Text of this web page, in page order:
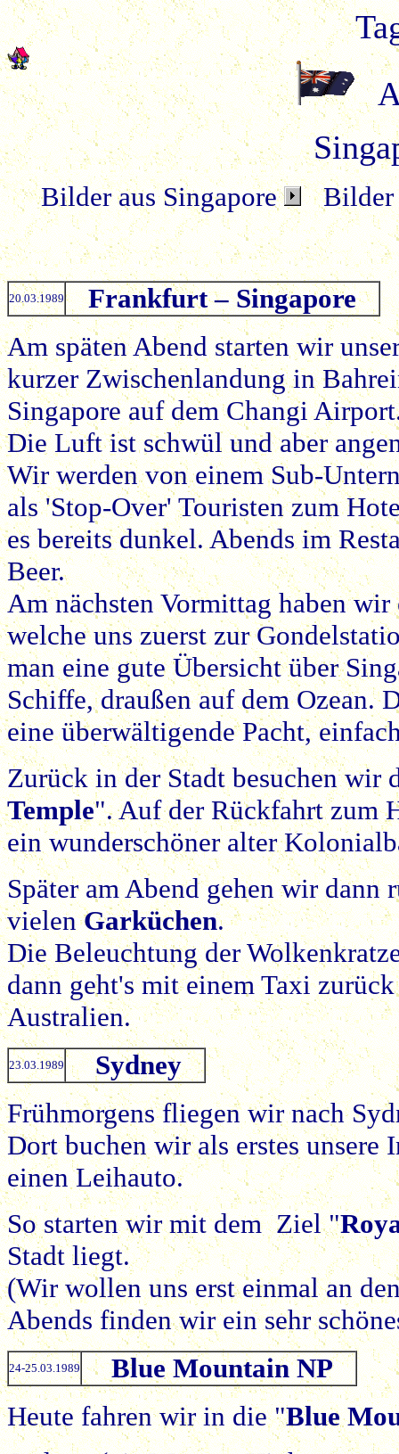
Bilder aus Singapore
20.03.1989
Frankfurt – Singapore
Am späten Abend starten wir
kurzer Zwischenlandung in
Singapore auf dem Changi
Die Luft ist schwül und aber
Wir werden von einem Sub-
als 'Stop-Over' Touristen zum
es bereits dunkel. Abends im
Beer.
Am nächsten Vormittag haben
welche uns zuerst zur
man eine gute Übersicht über
Schiffe, draußen auf dem Ozean.
eine überwältigende Pacht,
Zurück in der Stadt besuchen wir
Temple". Auf der Rückfahrt zum
ein wunderschöner alter
Später am Abend gehen wir dann
vielenGarküchen.
Die Beleuchtung der
dann geht's mit einem Taxi
Australien.
23.03.1989
Sydney
Frühmorgens fliegen wir nach
Dort buchen wir als erstes
einen Leihauto.
So starten wir mit dem Ziel "
Stadt liegt.
(Wir wollen uns erst einmal an
Abends finden wir ein sehr
24-25.03.1989
Blue Mountain NP
Heute fahren wir in die "Blue